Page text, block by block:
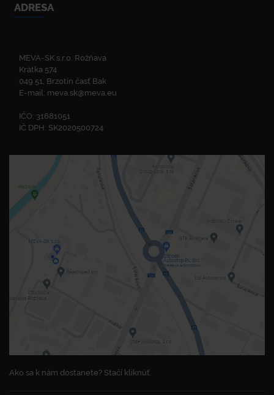
ADRESA
MEVA-SK s.r.o. Rožňava
Krátka 574
049 51, Brzotín časť Bak
E-mail: meva.sk@meva.eu
IČO: 31681051
IČ DPH: SK2020500724
Ako sa k nám dostanete? Stačí kliknúť.